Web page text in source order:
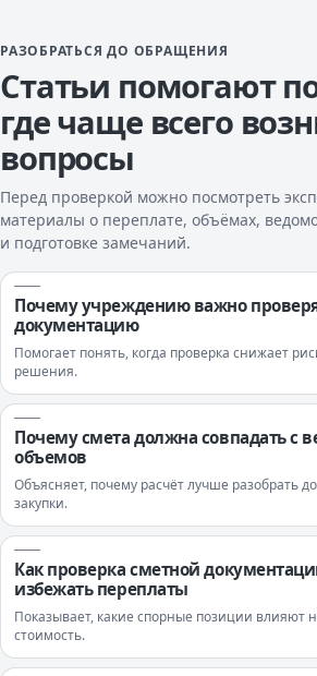
РАЗОБРАТЬСЯ ДО ОБРАЩЕНИЯ
Статьи помогают
где чаще всего
вопросы
Перед проверкой можно посмотреть
материалы о переплате, объёмах,
и подготовке замечаний.
Почему учреждению важно
документацию
Помогает понять, когда проверка снижает
решения.
Почему смета должна совпадать с
объемов
Объясняет, почему расчёт лучше разобрать
закупки.
Как проверка сметной
избежать переплаты
Показывает, какие спорные позиции влияют
стоимость.